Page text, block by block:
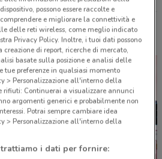
vicinanze
possono essere raccolte e
e migliorare la connettività e
delle reti wireless, come meglio indicato
Privacy Policy. Inoltre, i tuoi dati possono
creazione di report, ricerche di mercato,
basate sulla posizione e analisi delle
tue preferenze in qualsiasi momento
> Personalizzazione all'interno della
rifiuti: Continuerai a visualizzare annunci
argomenti generici e probabilmente non
Potrai sempre cambiare idea
> Personalizzazione all'interno della
i dati per fornire: